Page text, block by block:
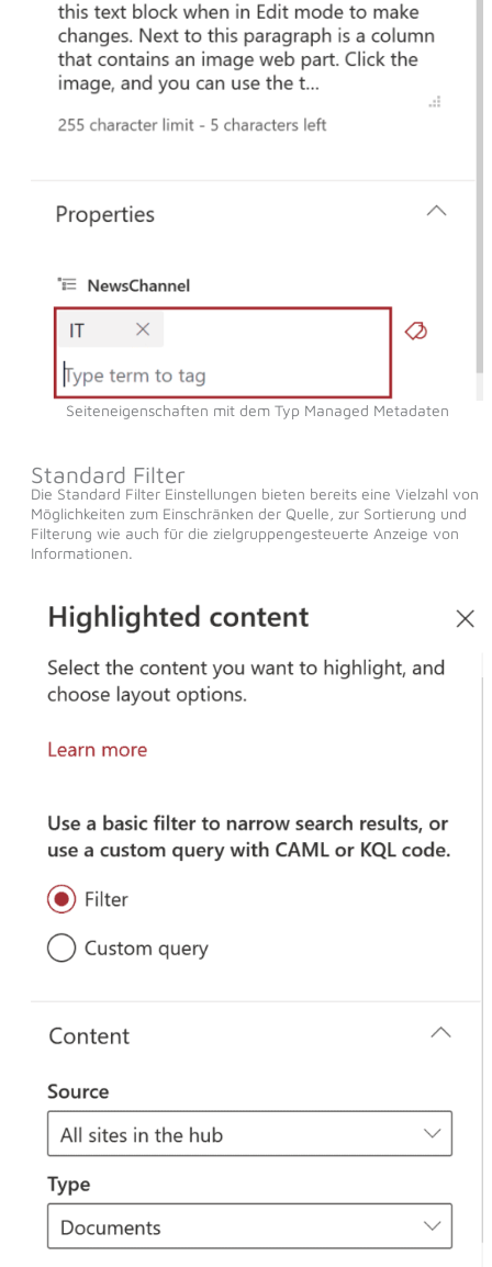
Seiteneigenschaften mit dem Typ Managed Metadaten
Standard Filter
Die Standard Filter Einstellungen bieten bereits eine Vielzahl von
Möglichkeiten zum Einschränken der Quelle, zur Sortierung und
Filterung wie auch für die zielgruppengesteuerte Anzeige von
Informationen.